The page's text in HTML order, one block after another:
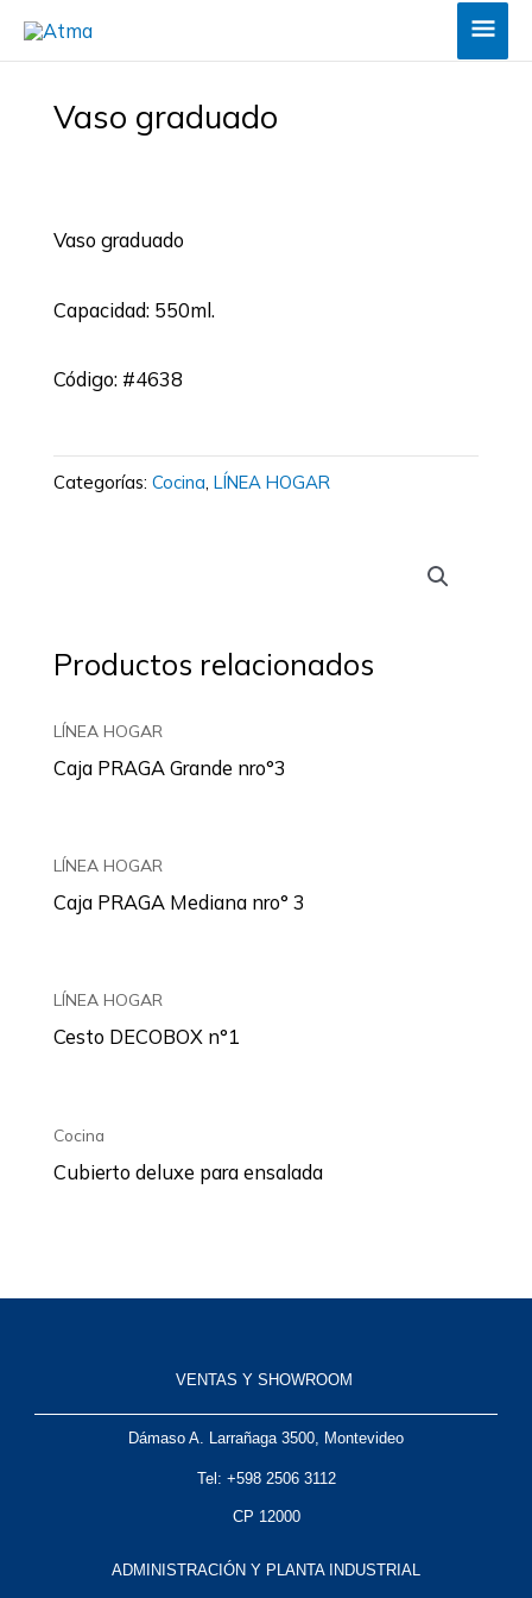
Vaso graduado
Vaso graduado
Capacidad: 550ml.
Código: #4638
Categorías: Cocina LÍNEA HOGAR
Productos relacionados
LÍNEA HOGAR
Caja PRAGA Grande nro°3
LÍNEA HOGAR
Caja PRAGA Mediana nro° 3
LÍNEA HOGAR
Cesto DECOBOX n°1
Cocina
Cubierto deluxe para ensalada
VENTAS Y SHOWROOM
Dámaso A. Larrañaga 3500, Montevideo
Tel: +598 2506 3112
CP 12000
ADMINISTRACIÓN Y PLANTA INDUSTRIAL